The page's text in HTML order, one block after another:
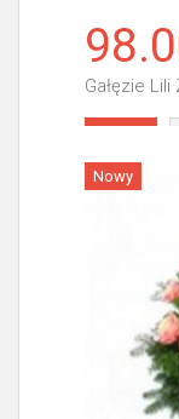
Gałęzie
Nowy